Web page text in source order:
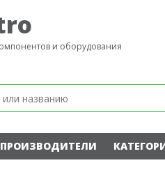
и оборудования
ПРОИЗВОДИТЕЛИ